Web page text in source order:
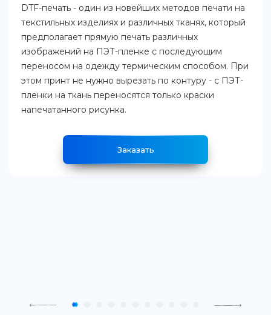
DTF-печать - один из новейших методов печати на
текстильных изделиях и различных тканях, который
предполагает прямую печать различных
изображений на ПЭТ-пленке с последующим
переносом на одежду термическим способом. При
этом принт не нужно вырезать по контуру - с ПЭТ-
пленки на ткань переносятся только краски
напечатанного рисунка.
Заказать